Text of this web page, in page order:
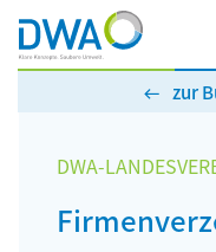
zur
DWA-